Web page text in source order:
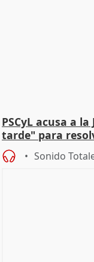
PSCyL acusa a
tarde" para
Sonido